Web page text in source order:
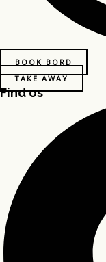
BOOK BORD
TAKE AWAY
Find os